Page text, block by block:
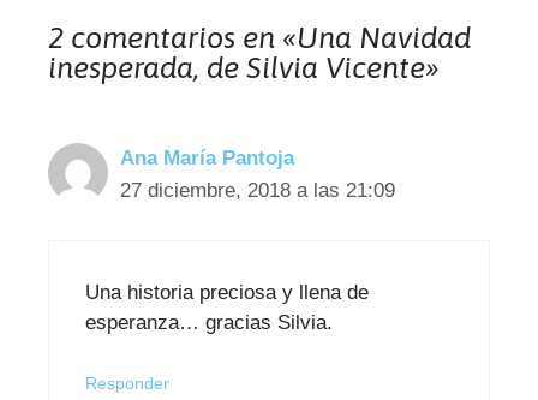
2 comentarios en «Una Navidad
inesperada, de Silvia Vicente»
Ana María Pantoja
27 diciembre, 2018 a las 21:09
Una historia preciosa y llena de
esperanza… gracias Silvia.
Responder